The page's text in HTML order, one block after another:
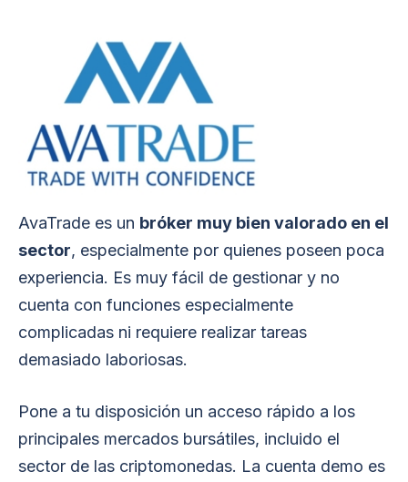
AvaTrade es un bróker muy bien valorado en el
sector, especialmente por quienes poseen poca
experiencia. Es muy fácil de gestionar y no
cuenta con funciones especialmente
complicadas ni requiere realizar tareas
demasiado laboriosas.
Pone a tu disposición un acceso rápido a los
principales mercados bursátiles, incluido el
sector de las criptomonedas. La cuenta demo es